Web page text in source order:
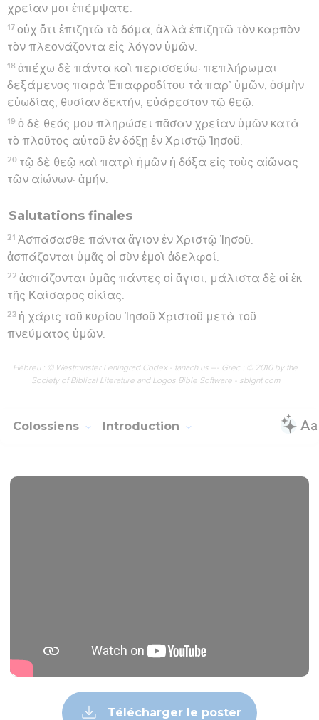
χρείαν μοι ἐπέμψατε.
17 οὐχ ὅτι ἐπιζητῶ τὸ δόμα, ἀλλὰ ἐπιζητῶ τὸν καρπὸν
τὸν πλεονάζοντα εἰς λόγον ὑμῶν.
18 ἀπέχω δὲ πάντα καὶ περισσεύω· πεπλήρωμαι
δεξάμενος παρὰ Ἐπαφροδίτου τὰ παρ’ ὑμῶν, ὀσμὴν
εὐωδίας, θυσίαν δεκτήν, εὐάρεστον τῷ θεῷ.
19 ὁ δὲ θεός μου πληρώσει πᾶσαν χρείαν ὑμῶν κατὰ
τὸ πλοῦτος αὐτοῦ ἐν δόξῃ ἐν Χριστῷ Ἰησοῦ.
20 τῷ δὲ θεῷ καὶ πατρὶ ἡμῶν ἡ δόξα εἰς τοὺς αἰῶνας
τῶν αἰώνων· ἀμήν.
Salutations finales
21 Ἀσπάσασθε πάντα ἅγιον ἐν Χριστῷ Ἰησοῦ.
ἀσπάζονται ὑμᾶς οἱ σὺν ἐμοὶ ἀδελφοί.
22 ἀσπάζονται ὑμᾶς πάντες οἱ ἅγιοι, μάλιστα δὲ οἱ ἐκ
τῆς Καίσαρος οἰκίας.
23 ἡ χάρις τοῦ κυρίου Ἰησοῦ Χριστοῦ μετὰ τοῦ
πνεύματος ὑμῶν.
Hébreu : © Westminster Leningrad Codex - tanach.us --- Grec : © 2010 by the
Society of Biblical Literature and Logos Bible Software - sblgnt.com
Colossiens Introduction
Télécharger le poster